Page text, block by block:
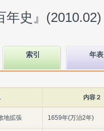
年史』(2010.02)
索引 年表
内容２
地拡張 1659年(万治2年)